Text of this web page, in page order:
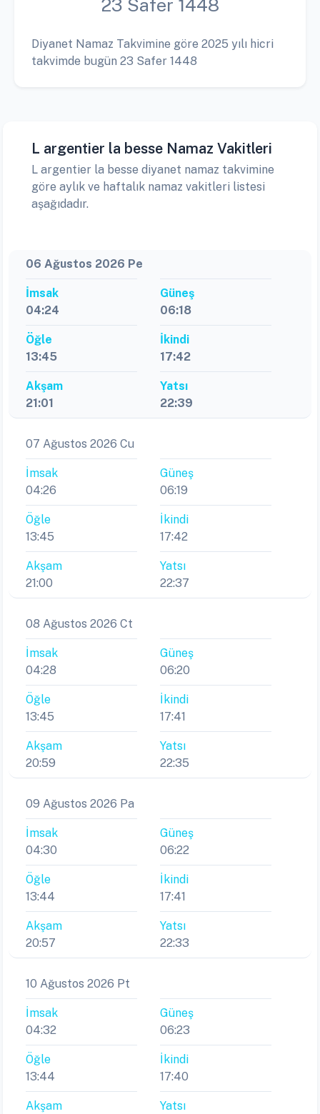
takvimde bugün 23 Safer 1448
L argentier la besse diyanet namaz takvimine
göre aylık ve haftalık namaz vakitleri listesi
aşağıdadır.
04:24
06:18
13:45
17:42
21:01
22:39
İmsak
04:26
Güneş
06:19
Öğle
13:45
İkindi
17:42
Akşam
21:00
Yatsı
22:37
İmsak
04:28
Güneş
06:20
Öğle
13:45
İkindi
17:41
Akşam
20:59
Yatsı
22:35
İmsak
04:30
Güneş
06:22
Öğle
13:44
İkindi
17:41
Akşam
20:57
Yatsı
22:33
İmsak
04:32
Güneş
06:23
Öğle
13:44
İkindi
17:40
Akşam
20:56
Yatsı
22:31